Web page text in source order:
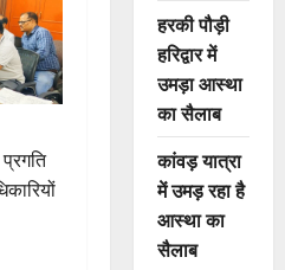
हरकी पौड़ी
हरिद्वार में
उमड़ा आस्था
का सैलाब
कांवड़ यात्रा
में उमड़ रहा है
आस्था का
सैलाब